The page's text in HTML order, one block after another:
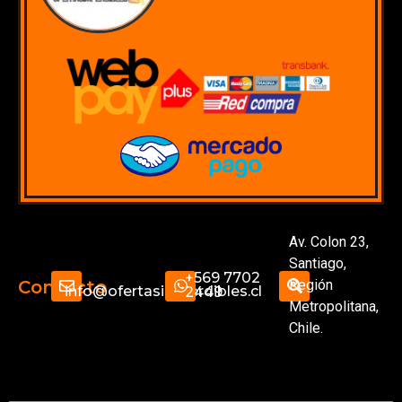
Contactoinfo@ofertasimperdibles.cl
+569 7702
2449
Av. Colon 23,
Santiago,
Región
Metropolitana,
Chile.